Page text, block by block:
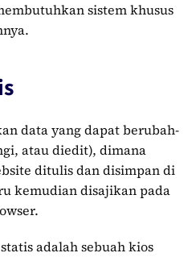
sistem khusus
data yang dapat berubah-
atau diedit), dimana
ditulis dan disimpan di
kemudian disajikan pada
adalah sebuah kios